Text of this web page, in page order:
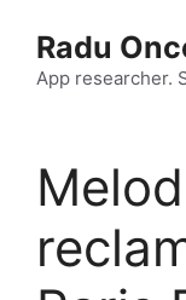
content
Radu
App researcher.